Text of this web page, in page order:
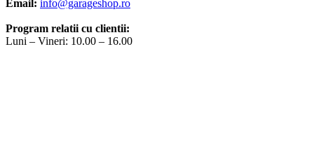
Email: info@garageshop.ro
Program relatii cu clientii:
Luni – Vineri: 10.00 – 16.00